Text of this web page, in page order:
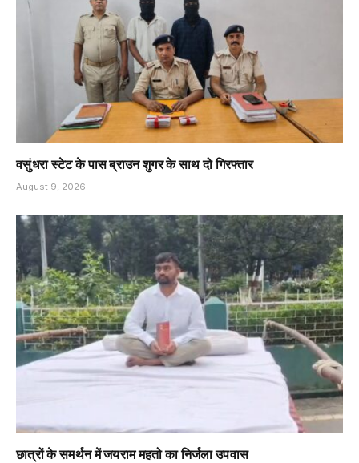
वसुंधरा स्टेट के पास ब्राउन शुगर के साथ दो गिरफ्तार
August 9, 2026
छात्रों के समर्थन में जयराम महतो का निर्जला उपवास